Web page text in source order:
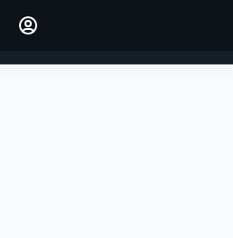
ACCEDI